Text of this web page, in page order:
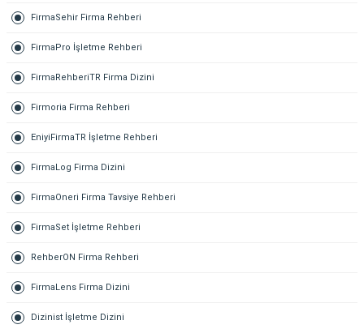
FirmaSehir Firma Rehberi
FirmaPro İşletme Rehberi
FirmaRehberiTR Firma Dizini
Firmoria Firma Rehberi
EniyiFirmaTR İşletme Rehberi
FirmaLog Firma Dizini
FirmaOneri Firma Tavsiye Rehberi
FirmaSet İşletme Rehberi
RehberON Firma Rehberi
FirmaLens Firma Dizini
Dizinist İşletme Dizini